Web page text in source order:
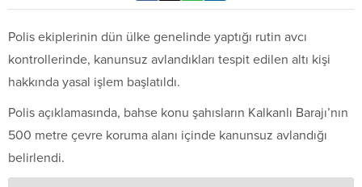
Polis ekiplerinin dün ülke genelinde yaptığı rutin avcı
kontrollerinde, kanunsuz avlandıkları tespit edilen altı kişi
hakkında yasal işlem başlatıldı.
Polis açıklamasında, bahse konu şahısların Kalkanlı Barajı’nın
500 metre çevre koruma alanı içinde kanunsuz avlandığı
belirlendi.